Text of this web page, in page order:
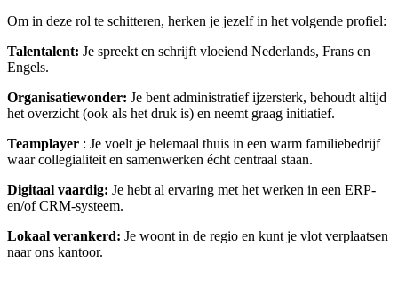
Om in deze rol te schitteren, herken je jezelf in het volgende profiel:
Talentalent: Je spreekt en schrijft vloeiend Nederlands, Frans en
Engels.
Organisatiewonder: Je bent administratief ijzersterk, behoudt altijd
het overzicht (ook als het druk is) en neemt graag initiatief.
Teamplayer : Je voelt je helemaal thuis in een warm familiebedrijf
waar collegialiteit en samenwerken écht centraal staan.
Digitaal vaardig: Je hebt al ervaring met het werken in een ERP-
en/of CRM-systeem.
Lokaal verankerd: Je woont in de regio en kunt je vlot verplaatsen
naar ons kantoor.